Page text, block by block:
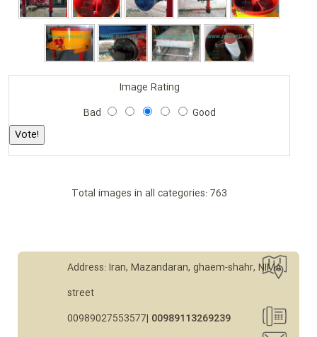
Image Rating
Bad
Good
Total images in all categories: 763
Address: Iran, Mazandaran, ghaem-shahr, NIMA
street
00989027553577| 00989113269239